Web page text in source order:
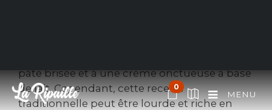
0
MENU
pâte brisée et à une crème onctueuse à base
de lait. Cependant‚ cette recette
traditionnelle peut être lourde et riche en